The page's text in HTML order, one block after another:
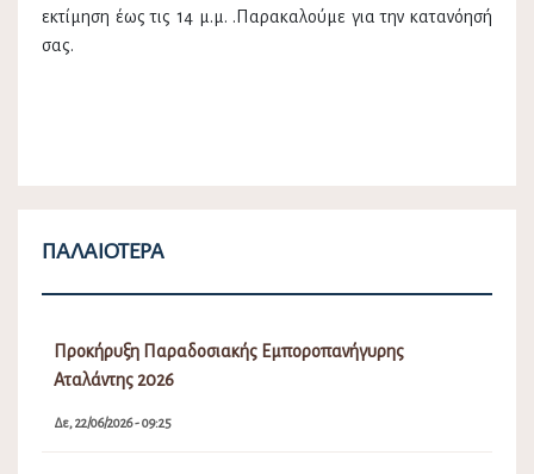
εκτίμηση έως τις 14 μ.μ. .Παρακαλούμε για την κατανόησή
σας.
ΠΑΛΑΙΌΤΕΡΑ
Προκήρυξη Παραδοσιακής Εμποροπανήγυρης
Αταλάντης 2026
Δε, 22/06/2026 - 09:25